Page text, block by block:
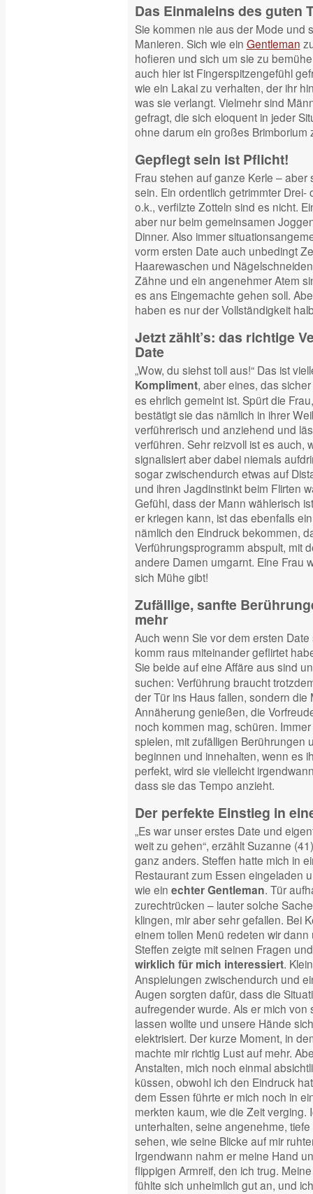
Das Einmaleins des guten
Sie kommen nie aus der Mode und
Manieren. Sich wie ein Gentleman
hofieren und sich um sie zu
auch hier ist Fingerspitzengefühl
wie ein Lakai zu verhalten, der ihr
was sie verlangt. Vielmehr sind
gefragt, die sich eloquent in jeder
ohne darum ein großes Brimborium
Gepflegt sein ist Pflicht!
Frau stehen auf ganze Kerle –
sein. Ein ordentlich getrimmter Drei-
o.k., verfilzte Zotteln sind es nicht.
aber nur beim gemeinsamen
Dinner. Also immer
vorm ersten Date auch unbedingt
Haarewaschen und
Zähne und ein angenehmer Atem
es ans Eingemachte gehen soll.
haben es nur der Vollständigkeit
Jetzt zählt’s: das richtige
Date
„Wow, du siehst toll aus!“ Das ist
Kompliment, aber eines, das
es ehrlich gemeint ist. Spürt die
bestätigt sie das nämlich in ihrer
verführerisch und anziehend und
verführen. Sehr reizvoll ist es auch,
signalisiert aber dabei niemals
sogar zwischendurch etwas auf
und ihren Jagdinstinkt beim Flirten
Gefühl, dass der Mann wählerisch
er kriegen kann, ist das ebenfalls
nämlich den Eindruck bekommen,
Verführungsprogramm abspult, mit
andere Damen umgarnt. Eine Frau
sich Mühe gibt!
Zufällige, sanfte
mehr
Auch wenn Sie vor dem ersten
komm raus miteinander geflirtet
Sie beide auf eine Affäre aus sind
suchen: Verführung braucht
der Tür ins Haus fallen, sondern
Annäherung genießen, die
noch kommen mag, schüren.
spielen, mit zufälligen Berührungen
beginnen und innehalten, wenn es
perfekt, wird sie vielleicht
dass sie das Tempo anzieht.
Der perfekte Einstieg in
„Es war unser erstes Date und
weit zu gehen“, erzählt Suzanne
ganz anders. Steffen hatte mich in
Restaurant zum Essen eingeladen
wie ein echter Gentleman. Tür
zurechtrücken – lauter solche
klingen, mir aber sehr gefallen. Bei
einem tollen Menü redeten wir
Steffen zeigte mit seinen Fragen
wirklich für mich interessiert.
Anspielungen zwischendurch und
Augen sorgten dafür, dass die
aufregender wurde. Als er mich von
lassen wollte und unsere Hände
elektrisiert. Der kurze Moment, in
machte mir richtig Lust auf mehr.
Anstalten, mich noch einmal
küssen, obwohl ich den Eindruck
dem Essen führte er mich noch in
merkten kaum, wie die Zeit verging.
unterhalten, seine angenehme,
sehen, wie seine Blicke auf mir
Irgendwann nahm er meine Hand
flippigen Armreif, den ich trug.
fühlte sich unheimlich gut an, und